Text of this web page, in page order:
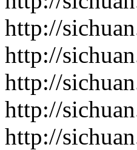
http://
http://
http://
http://
http://